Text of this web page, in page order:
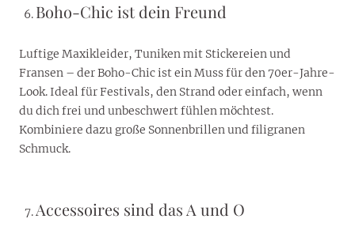
Boho-Chic ist dein Freund
Luftige Maxikleider, Tuniken mit Stickereien und
Fransen – der Boho-Chic ist ein Muss für den 70er-Jahre-
Look. Ideal für Festivals, den Strand oder einfach, wenn
du dich frei und unbeschwert fühlen möchtest.
Kombiniere dazu große Sonnenbrillen und filigranen
Schmuck.
Accessoires sind das A und O